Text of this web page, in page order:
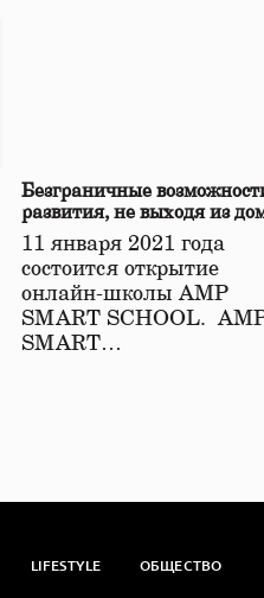
Безграничные
развития, не выходя из
11 января 2021 года
состоится открытие
онлайн-школы АМР
SMART SCHOOL.
SMART…
LIFESTYLE ОБЩЕСТВО